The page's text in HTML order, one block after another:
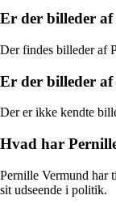
Er der billeder
Der findes billeder af
Er der billeder af
Der er ikke kendte
Hvad har
Pernille Vermund har
sit udseende i politik.